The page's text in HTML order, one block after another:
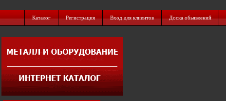
Каталог Регистрация Вход для клиентов Доска обьявлений